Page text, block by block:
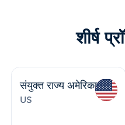
शीर्ष
संयुक्त राज्य अमेरिका
US